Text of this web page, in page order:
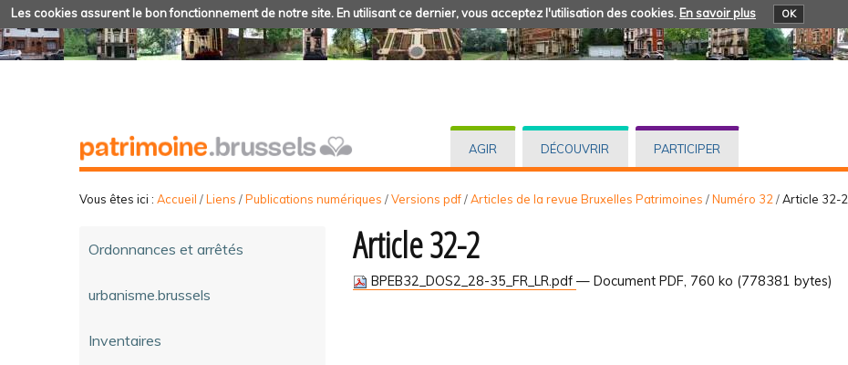
Les cookies assurent le bon fonctionnement de notre site. En utilisant ce dernier, vous acceptez l'utilisation des cookies. En savoir plus OK
AGIR DÉCOUVRIR PARTICIPER
Vous êtes ici : Accueil /Liens /Publications numériques /Versions pdf/Articles de la revue Bruxelles Patrimoines /Numéro 32 /Article 32-2
Ordonnances et arrêtés
urbanisme.brussels
Inventaires
Article 32-2
BPEB32_DOS2_28-35_FR_LR.pdf — Document PDF, 760 ko (778381 bytes)